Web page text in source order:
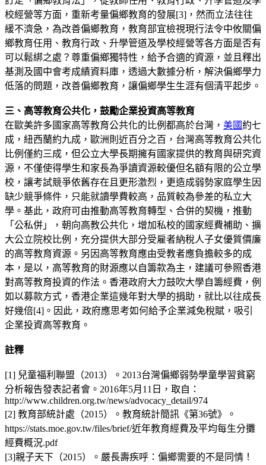
校經營等方面，重新考量偏鄉教育的發展[3]，然而立法往往
緩不濟急，為改善偏鄉教育，教育部宜檢視現行法令中攸關偏
鄉教育任用、教育行政、升學管道及學校經營等各方面是否有
可以鬆綁之處？尊重偏鄉獨特性，給予合適的資源，並且釋出
基測及國中會考成績資料庫，透過大數據分析，解決偏鄉學力
低落的問題，改善偏鄉教育，讓偏鄉學生生涯有個清平起步。
三、高等教育公共化，鼓勵企業投資高等教育
在歐美許多國家高等教育公共化的比例都高於台灣， 美國約七
成，紐西蘭約九成，歐洲則近百分之百，台灣高等教育公共化
比例僅約三成，但公立大學長期擁有國家提供的教育與研究資
源，不僅使得學生和家長為爭讀資源較優但名額有限的公立學
校，讓考試競爭依舊存在且更形激烈，更造成弱勢家庭學生因
缺少競爭條件，只能就讀學費較高，品質較為參差的私立大
學。基此，政府可由推動高等教育轉型、合併的契機，推動
「公私併」，朝向高教公共化，增加私校的國家經費補助、擴
大公立院校比例，充分提供大部分受雇者納稅人子女優質價廉
的高等教育資源。另因高等教育應由受教者應負擔較多的成
本，是以，高等教育的財源應以自籌款為主，建議可參照香港
對高等教育投資的作法。香港政府大力鼓吹大學自籌經費，例
如以募款方式，香港企業這幾年對大學的捐助，就比以往成長
好幾倍[4]。因此，政府應思考如何給予企業減免稅賦，吸引
企業投資高等教育。
註釋
[1] 兒童福利聯盟（2013）。2013台灣偏鄉弱勢學童學習貧窮
分析報告發表記者會。2016年5月11日，取自：
http://www.children.org.tw/news/advocacy_detail/974
[2] 教育部統計處（2015）。教育統計簡訊《第36號》。
https://stats.moe.gov.tw/files/brief/近年教育經費及平均每生分攤
經費概況.pdf
[3]親子天下（2015）。嚴長壽疾呼：偏鄉需要的不是同情！